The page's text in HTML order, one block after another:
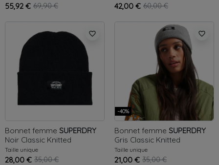
55,92 € 69,90 € 42,00 € 60,00 €
favorite_border
Bonnet femme SUPERDRY
Noir Classic Knitted
Taille unique
28,00 € 35,00 €
favorite_border
-40%
Bonnet femme SUPERDRY
Gris Classic Knitted
Taille unique
21,00 € 35,00 €